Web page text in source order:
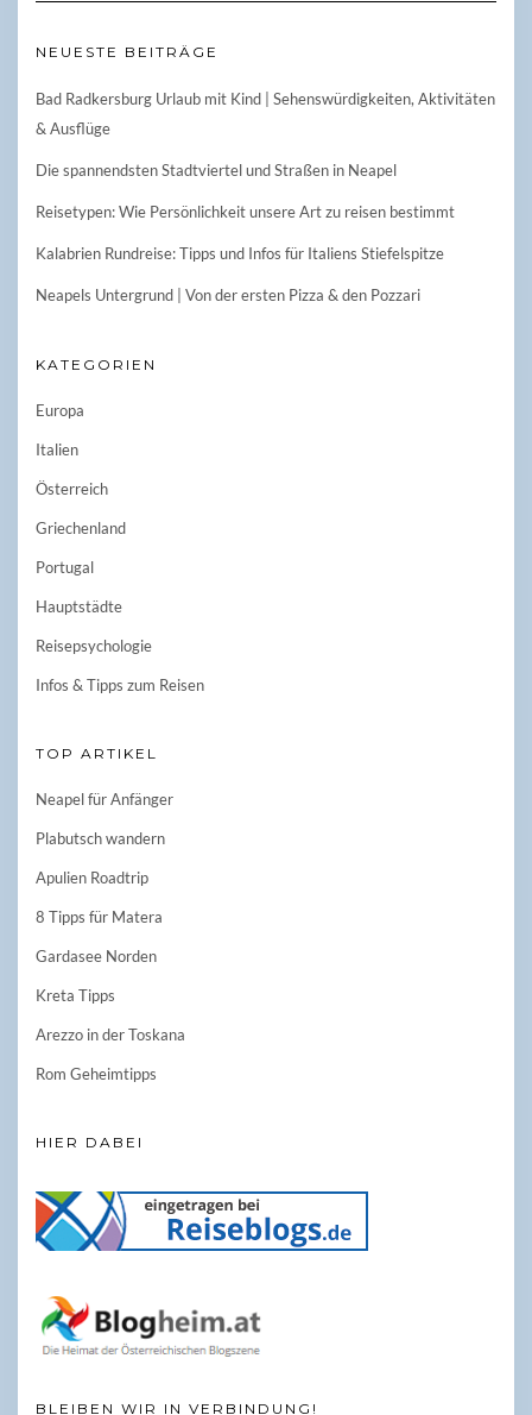
NEUESTE BEITRÄGE
Bad Radkersburg Urlaub mit Kind | Sehenswürdigkeiten, Aktivitäten
& Ausflüge
Die spannendsten Stadtviertel und Straßen in Neapel
Reisetypen: Wie Persönlichkeit unsere Art zu reisen bestimmt
Kalabrien Rundreise: Tipps und Infos für Italiens Stiefelspitze
Neapels Untergrund | Von der ersten Pizza & den Pozzari
KATEGORIEN
Europa
Italien
Österreich
Griechenland
Portugal
Hauptstädte
Reisepsychologie
Infos & Tipps zum Reisen
TOP ARTIKEL
Neapel für Anfänger
Plabutsch wandern
Apulien Roadtrip
8 Tipps für Matera
Gardasee Norden
Kreta Tipps
Arezzo in der Toskana
Rom Geheimtipps
HIER DABEI
BLEIBEN WIR IN VERBINDUNG!